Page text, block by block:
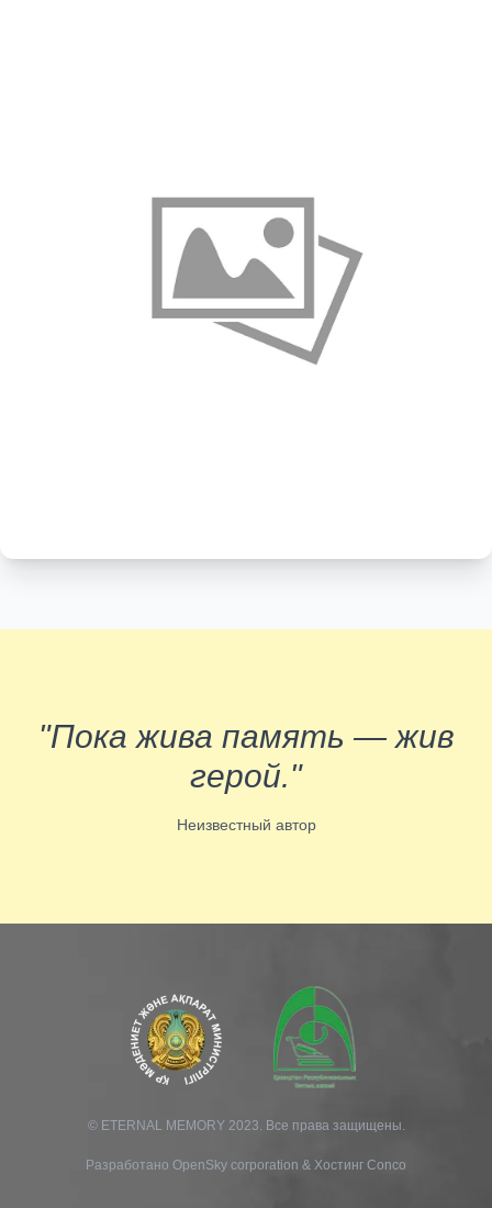
"Пока жива память — жив
герой."
Неизвестный автор
© ETERNAL MEMORY 2023. Все права защищены.
Разработано OpenSky corporation & Хостинг Conco